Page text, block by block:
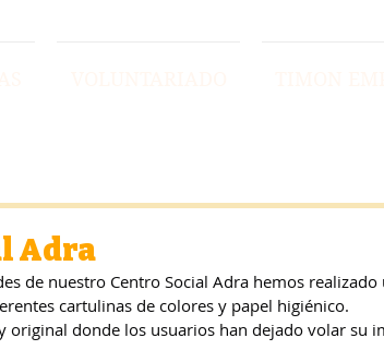
Adra
de nuestro Centro Social Adra hemos realizado
cartulinas de colores y papel higiénico.
original donde los usuarios han dejado volar su